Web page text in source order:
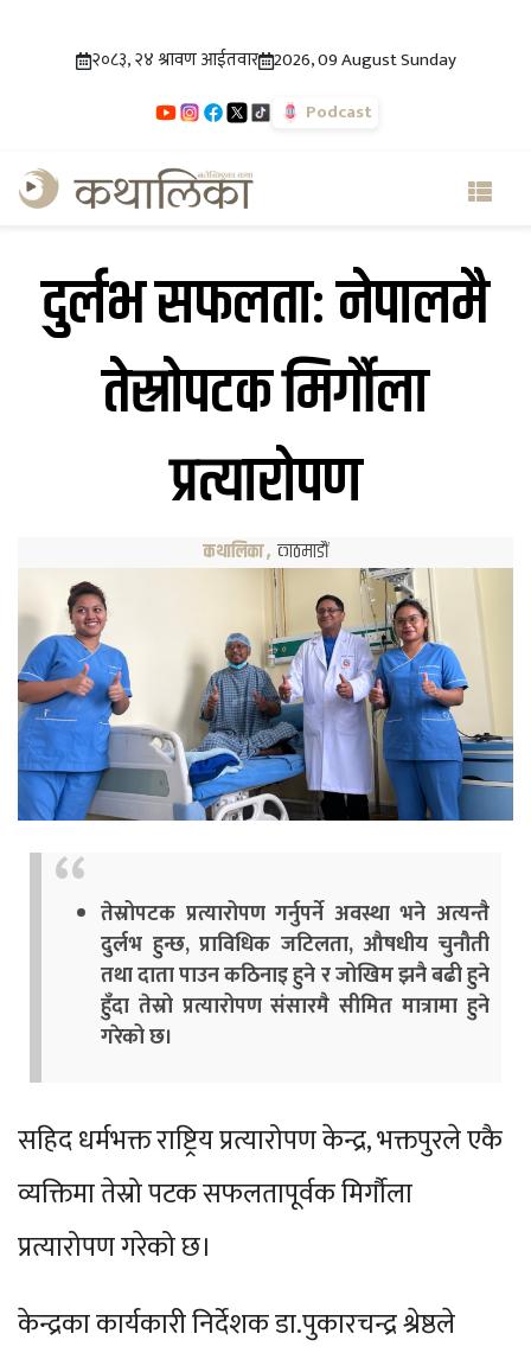
२०८३, २४ श्रावण आईतवार 2026, 09 August Sunday
Podcast
दुर्लभ सफलताः नेपालमै
तेस्रोपटक मिर्गौला
प्रत्यारोपण
कथालिका, काठमाडौं
तेस्रोपटक प्रत्यारोपण गर्नुपर्ने अवस्था भने अत्यन्तै
दुर्लभ हुन्छ, प्राविधिक जटिलता, औषधीय चुनौती
तथा दाता पाउन कठिनाइ हुने र जोखिम झनै बढी हुने
हुँदा तेस्रो प्रत्यारोपण संसारमै सीमित मात्रामा हुने
गरेको छ।
सहिद धर्मभक्त राष्ट्रिय प्रत्यारोपण केन्द्र, भक्तपुरले एकै
व्यक्तिमा तेस्रो पटक सफलतापूर्वक मिर्गौला
प्रत्यारोपण गरेको छ।
केन्द्रका कार्यकारी निर्देशक डा.पुकारचन्द्र श्रेष्ठले